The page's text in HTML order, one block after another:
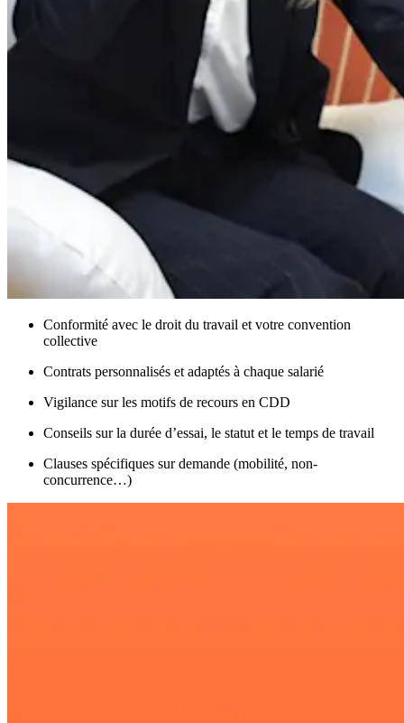
Conformité avec le droit du travail et votre convention
collective
Contrats personnalisés et adaptés à chaque salarié
Vigilance sur les motifs de recours en CDD
Conseils sur la durée d’essai, le statut et le temps de travail
Clauses spécifiques sur demande (mobilité, non-
concurrence…)